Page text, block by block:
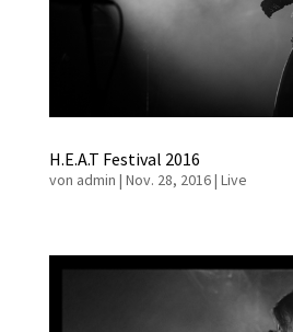
H.E.A.T Festival 2016
von admin | Nov. 28, 2016| Live